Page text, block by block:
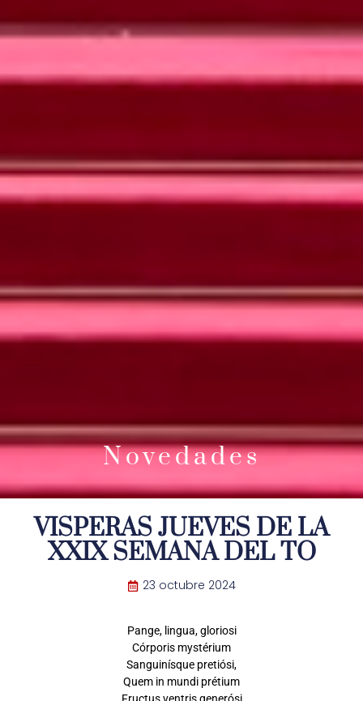
Novedades
VISPERAS JUEVES DE LA
XXIX SEMANA DEL TO
23 octubre 2024
Pange, lingua, gloriosi
Córporis mystérium
Sanguinísque pretiósi,
Quem in mundi prétium
Fructus ventris generósi